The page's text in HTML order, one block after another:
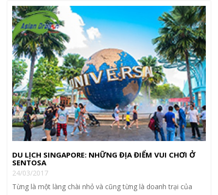
DU LỊCH SINGAPORE: NHỮNG ĐỊA ĐIỂM VUI CHƠI Ở
SENTOSA
24/03/2017
Từng là một làng chài nhỏ và cũng từng là doanh trại của